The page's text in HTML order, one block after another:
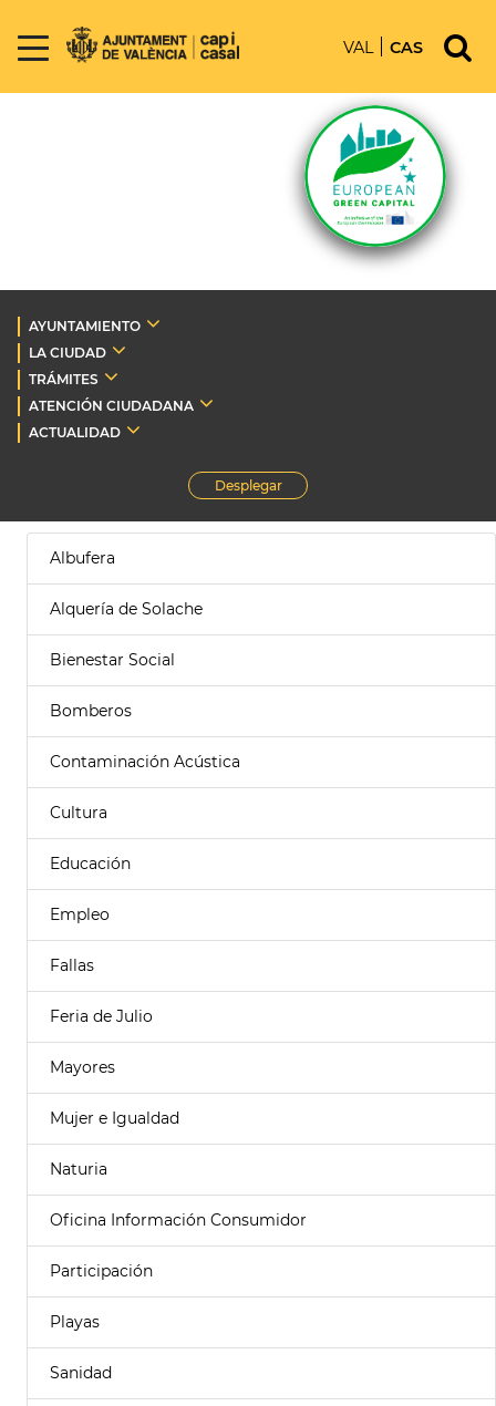
VAL CAS
AYUNTAMIENTO
LA CIUDAD
TRÁMITES
ATENCIÓN CIUDADANA
ACTUALIDAD
Desplegar
Albufera
Alquería de Solache
Bienestar Social
Bomberos
Contaminación Acústica
Cultura
Educación
Empleo
Fallas
Feria de Julio
Mayores
Mujer e Igualdad
Naturia
Oficina Información Consumidor
Participación
Playas
Sanidad